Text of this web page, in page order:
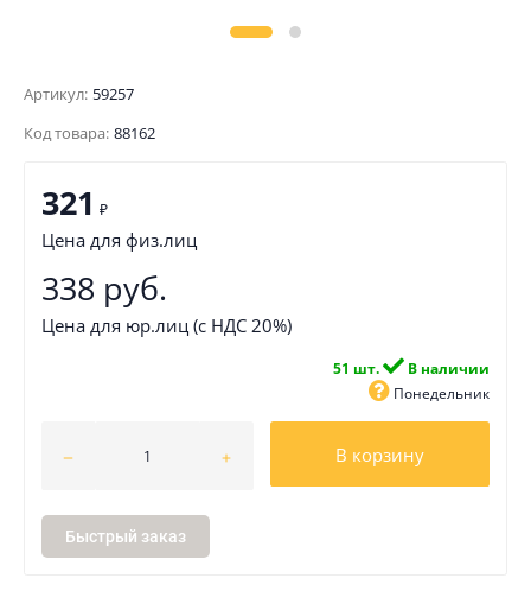
Артикул: 59257
Код товара: 88162
321 ₽
Цена для физ.лиц
338 руб.
Цена для юр.лиц (с НДС 20%)
51 шт.
В наличии
Понедельник
В корзину
Быстрый заказ